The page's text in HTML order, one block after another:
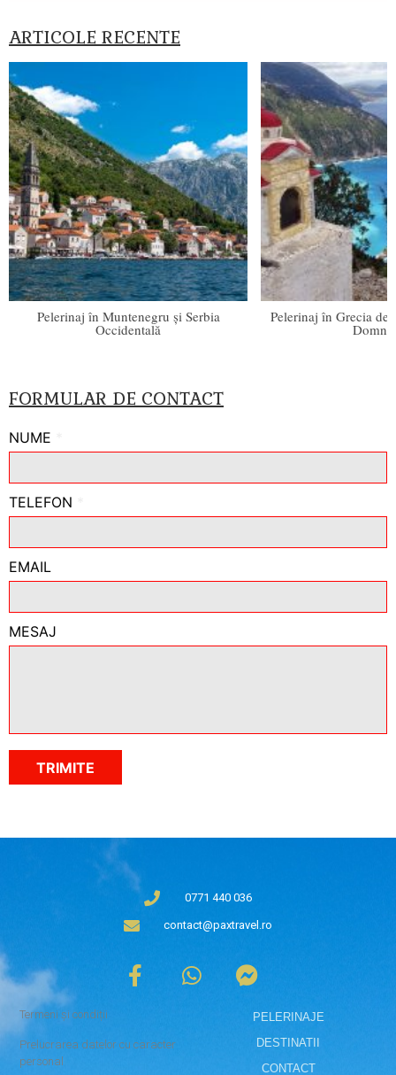
ARTICOLE RECENTE
Pelerinaj în Muntenegru și Serbia
Occidentală
Pelerinaj în Grecia
FORMULAR DE CONTACT
NUME
TELEFON
EMAIL
MESAJ
0771 440 036
contact@paxtravel.ro
Termeni și condiții
Prelucrarea datelor cu caracter
personal
PELERINAJE
DESTINATII
CONTACT